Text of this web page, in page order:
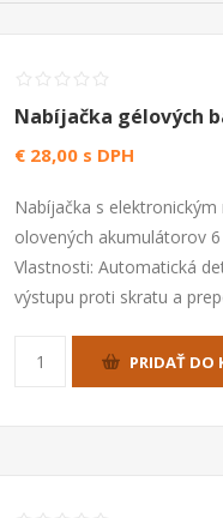
Nabíjačka gélových
€ 28,00 s DPH
Nabíjačka s
olovených akumulátorov
Vlastnosti: Automatická
výstupu proti skratu a
PRIDAŤ DO